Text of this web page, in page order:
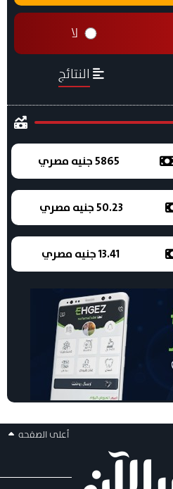
لا
النتائج
5865 جنيه مصري
50.23 جنيه مصري
13.41 جنيه مصري
أعلى الصفحه